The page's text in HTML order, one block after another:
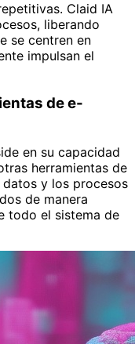
Claid IA
liberando
se centren en
impulsan el
de e-
en su capacidad
herramientas de
y los procesos
de manera
todo el sistema de